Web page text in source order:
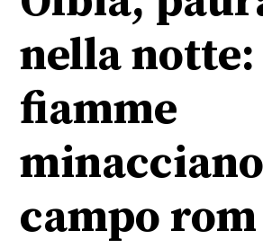
nella
fiamme
campo rom